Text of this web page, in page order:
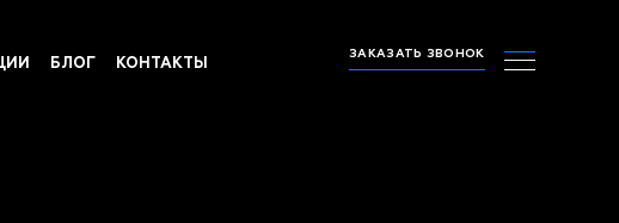
БЛОГ КОНТАКТЫ
ЗАКАЗАТЬ ЗВОНОК